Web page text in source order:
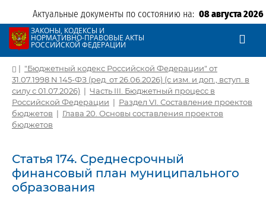
Актуальные документы по состоянию на: 08 августа 2026
ЗАКОНЫ, КОДЕКСЫ И
НОРМАТИВНО-ПРАВОВЫЕ АКТЫ
РОССИЙСКОЙ ФЕДЕРАЦИИ
| "Бюджетный кодекс Российской Федерации" от
31.07.1998 N 145-ФЗ (ред. от 26.06.2026) (с изм. и доп., вступ. в
силу с 01.07.2026) | Часть III. Бюджетный процесс в
Российской Федерации | Раздел VI. Составление проектов
бюджетов | Глава 20. Основы составления проектов
бюджетов
Статья 174. Среднесрочный
финансовый план муниципального
образования